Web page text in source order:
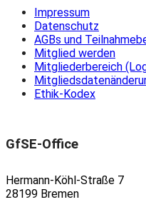
Impressum
Datenschutz
AGBs und
Mitglied werden
Mitgliederbereich
Ethik-Kodex
GfSE-Office
Hermann-Köhl-Straße 7
28199 Bremen